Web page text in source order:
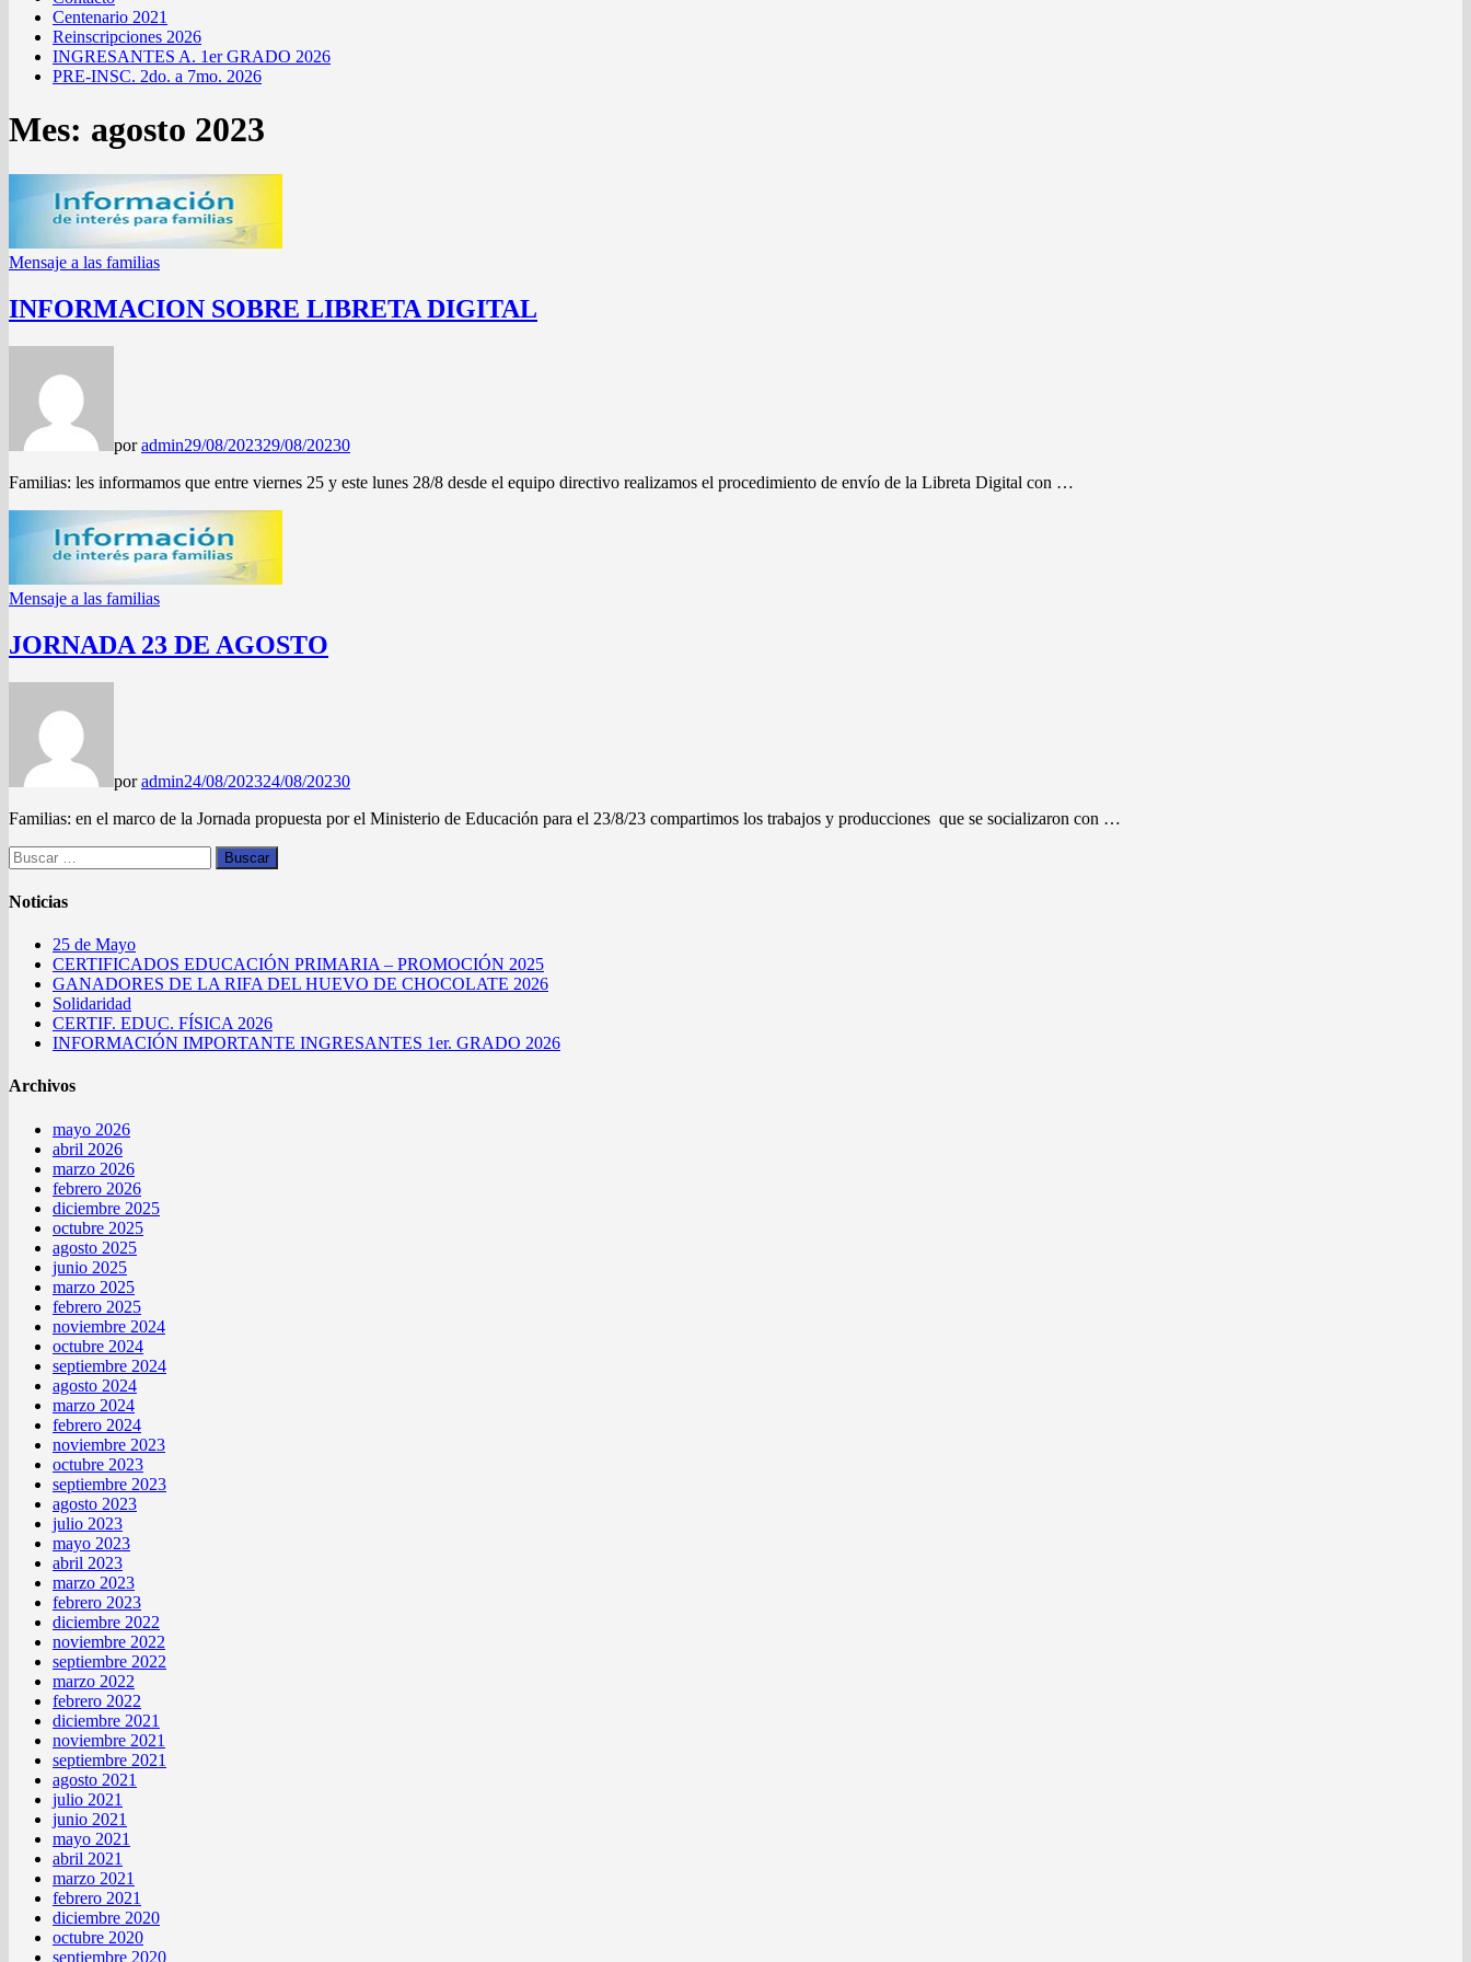
Centenario 2021
Reinscripciones 2026
INGRESANTES A. 1er GRADO 2026
PRE-INSC. 2do. a 7mo. 2026
Mes: agosto 2023
Mensaje a las familias
INFORMACION SOBRE LIBRETA DIGITAL
poradmin29/08/202329/08/20230
Familias: les informamos que entre viernes 25 y este lunes 28/8 desde el equipo directivo realizamos el procedimiento de envío de la Libreta Digital con …
Mensaje a las familias
JORNADA 23 DE AGOSTO
poradmin24/08/202324/08/20230
Familias: en el marco de la Jornada propuesta por el Ministerio de Educación para el 23/8/23 compartimos los trabajos y producciones que se socializaron con …
Buscar:
Noticias
25 de Mayo
CERTIFICADOS EDUCACIÓN PRIMARIA – PROMOCIÓN 2025
GANADORES DE LA RIFA DEL HUEVO DE CHOCOLATE 2026
Solidaridad
CERTIF. EDUC. FÍSICA 2026
INFORMACIÓN IMPORTANTE INGRESANTES 1er. GRADO 2026
Archivos
mayo 2026
abril 2026
marzo 2026
febrero 2026
diciembre 2025
octubre 2025
agosto 2025
junio 2025
marzo 2025
febrero 2025
noviembre 2024
octubre 2024
septiembre 2024
agosto 2024
marzo 2024
febrero 2024
noviembre 2023
octubre 2023
septiembre 2023
agosto 2023
julio 2023
mayo 2023
abril 2023
marzo 2023
febrero 2023
diciembre 2022
noviembre 2022
septiembre 2022
marzo 2022
febrero 2022
diciembre 2021
noviembre 2021
septiembre 2021
agosto 2021
julio 2021
junio 2021
mayo 2021
abril 2021
marzo 2021
febrero 2021
diciembre 2020
octubre 2020
septiembre 2020